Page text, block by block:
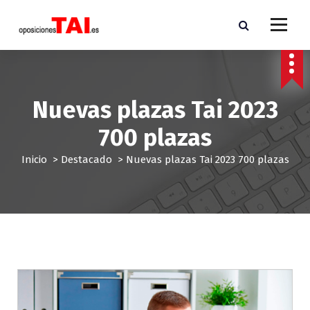
t
Estado apuntes resumenes actualizado
Nuevas plazas Tai 2023
700 plazas
Inicio > Destacado > Nuevas plazas Tai 2023 700 plazas